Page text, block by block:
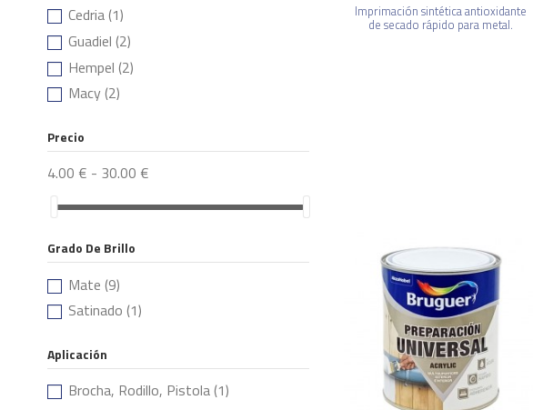
Imprimación sintética antioxidante
de secado rápido para metal.
Cedria(1)
Guadiel (2)
Hempel (2)
Macy(2)
Precio
4.00 € - 30.00 €
Grado De Brillo
Mate (9)
Satinado (1)
Aplicación
Brocha, Rodillo, Pistola(1)